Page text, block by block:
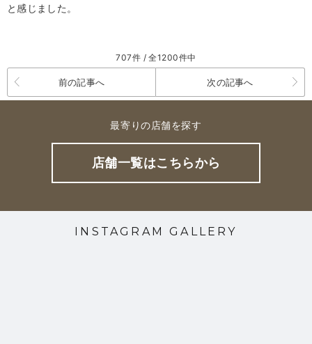
と感じました。
707件 / 全1200件中
前の記事へ 次の記事へ
最寄りの店舗を探す
店舗一覧はこちらから
INSTAGRAM GALLERY